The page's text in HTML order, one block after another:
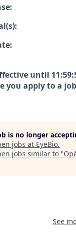
until
you apply to a
is no longer
jobs at EyeBio.
jobs similar to "
See